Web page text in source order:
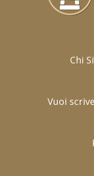
Chi
Vuoi